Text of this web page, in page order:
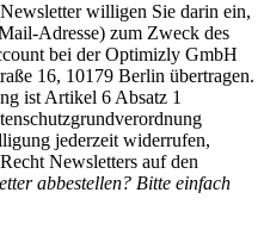
willigen Sie darin ein,
Adresse) zum Zweck des
bei der Optimizly GmbH
16, 10179 Berlin übertragen.
ist Artikel 6 Absatz 1
jederzeit widerrufen,
Newsletters auf den
abbestellen? Bitte einfach